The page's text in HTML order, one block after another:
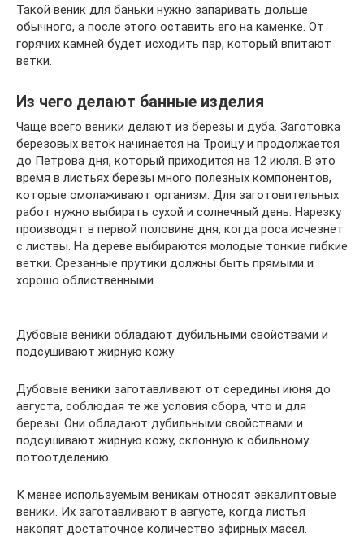
Такой веник для баньки нужно запаривать дольше
обычного, а после этого оставить его на каменке. От
горячих камней будет исходить пар, который впитают
ветки.
Из чего делают банные изделия
Чаще всего веники делают из березы и дуба. Заготовка
березовых веток начинается на Троицу и продолжается
до Петрова дня, который приходится на 12 июля. В это
время в листьях березы много полезных компонентов,
которые омолаживают организм. Для заготовительных
работ нужно выбирать сухой и солнечный день. Нарезку
производят в первой половине дня, когда роса исчезнет
с листвы. На дереве выбираются молодые тонкие гибкие
ветки. Срезанные прутики должны быть прямыми и
хорошо облиственными.
Дубовые веники обладают дубильными свойствами и
подсушивают жирную кожу
Дубовые веники заготавливают от середины июня до
августа, соблюдая те же условия сбора, что и для
березы. Они обладают дубильными свойствами и
подсушивают жирную кожу, склонную к обильному
потоотделению.
К менее используемым веникам относят эвкалиптовые
веники. Их заготавливают в августе, когда листья
накопят достаточное количество эфирных масел.